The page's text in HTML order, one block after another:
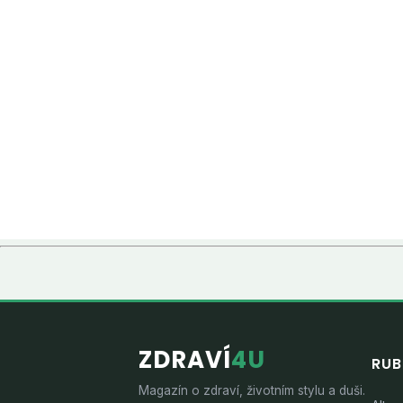
ZDRAVÍ4U
Magazín o zdraví, životním stylu a duši.